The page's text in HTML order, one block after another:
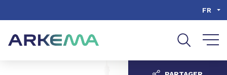
Aller à la recherche
FR